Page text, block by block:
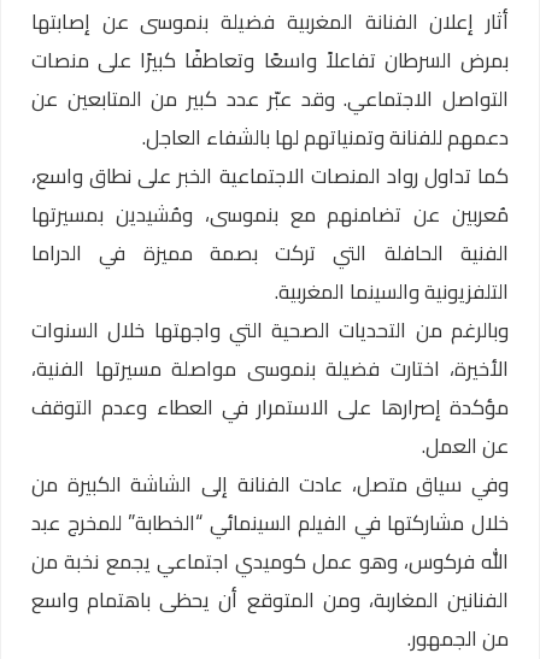
أثار إعلان الفنانة المغربية فضيلة بنموسى عن إصابتها
بمرض السرطان تفاعلاً واسعًا وتعاطفًا كبيرًا على منصات
التواصل الاجتماعي. وقد عبّر عدد كبير من المتابعين عن
دعمهم للفنانة وتمنياتهم لها بالشفاء العاجل.
كما تداول رواد المنصات الاجتماعية الخبر على نطاق واسع،
مُعربين عن تضامنهم مع بنموسى، ومُشيدين بمسيرتها
الفنية الحافلة التي تركت بصمة مميزة في الدراما
التلفزيونية والسينما المغربية.
وبالرغم من التحديات الصحية التي واجهتها خلال السنوات
الأخيرة، اختارت فضيلة بنموسى مواصلة مسيرتها الفنية،
مؤكدة إصرارها على الاستمرار في العطاء وعدم التوقف
عن العمل.
وفي سياق متصل، عادت الفنانة إلى الشاشة الكبيرة من
خلال مشاركتها في الفيلم السينمائي “الخطابة” للمخرج عبد
الله فركوس، وهو عمل كوميدي اجتماعي يجمع نخبة من
الفنانين المغاربة، ومن المتوقع أن يحظى باهتمام واسع
من الجمهور.